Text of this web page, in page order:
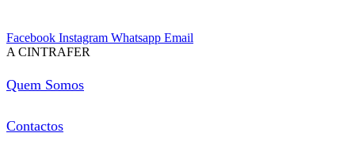
Facebook Instagram Whatsapp Email
A CINTRAFER
Quem Somos
Contactos